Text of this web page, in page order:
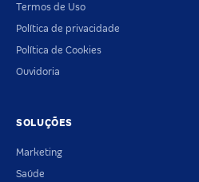
Termos de Uso
Política de privacidade
Política de Cookies
Ouvidoria
SOLUÇÕES
Marketing
Saúde